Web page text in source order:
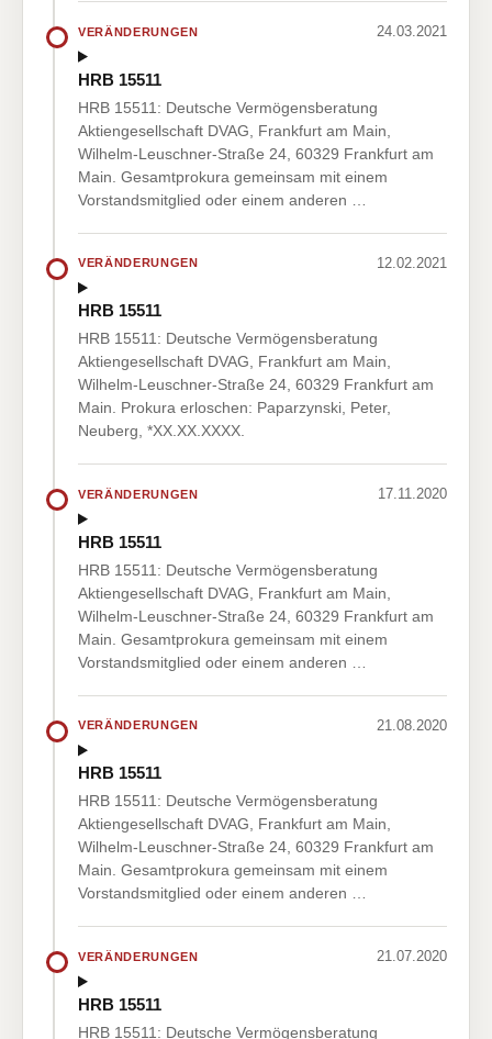
VERÄNDERUNGEN 24.03.2021
HRB 15511
HRB 15511: Deutsche Vermögensberatung
Aktiengesellschaft DVAG, Frankfurt am Main,
Wilhelm-Leuschner-Straße 24, 60329 Frankfurt am
Main. Gesamtprokura gemeinsam mit einem
Vorstandsmitglied oder einem anderen …
VERÄNDERUNGEN 12.02.2021
HRB 15511
HRB 15511: Deutsche Vermögensberatung
Aktiengesellschaft DVAG, Frankfurt am Main,
Wilhelm-Leuschner-Straße 24, 60329 Frankfurt am
Main. Prokura erloschen: Paparzynski, Peter,
Neuberg, *XX.XX.XXXX.
VERÄNDERUNGEN 17.11.2020
HRB 15511
HRB 15511: Deutsche Vermögensberatung
Aktiengesellschaft DVAG, Frankfurt am Main,
Wilhelm-Leuschner-Straße 24, 60329 Frankfurt am
Main. Gesamtprokura gemeinsam mit einem
Vorstandsmitglied oder einem anderen …
VERÄNDERUNGEN 21.08.2020
HRB 15511
HRB 15511: Deutsche Vermögensberatung
Aktiengesellschaft DVAG, Frankfurt am Main,
Wilhelm-Leuschner-Straße 24, 60329 Frankfurt am
Main. Gesamtprokura gemeinsam mit einem
Vorstandsmitglied oder einem anderen …
VERÄNDERUNGEN 21.07.2020
HRB 15511
HRB 15511: Deutsche Vermögensberatung